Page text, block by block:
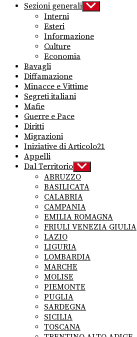
Sezioni generali Show
sub
Interni
Esteri
Informazione
Culture
Economia
Bavagli
Diffamazione
Minacce e Vittime
Segreti italiani
Mafie
Guerre e Pace
Diritti
Migrazioni
Iniziative di Articolo21
Appelli
Dal Territorio Show
sub
menu
ABRUZZO
BASILICATA
CALABRIA
CAMPANIA
EMILIA ROMAGNA
FRIULI VENEZIA GIULIA
LAZIO
LIGURIA
LOMBARDIA
MARCHE
MOLISE
PIEMONTE
PUGLIA
SARDEGNA
SICILIA
TOSCANA